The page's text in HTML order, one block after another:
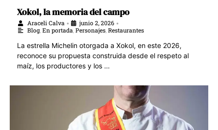
Xokol, la memoria del campo
Araceli Calva • junio 2, 2026 •
Blog En portada Personajes Restaurantes
La estrella Michelin otorgada a Xokol, en este 2026,
reconoce su propuesta construida desde el respeto al
maíz, los productores y los …